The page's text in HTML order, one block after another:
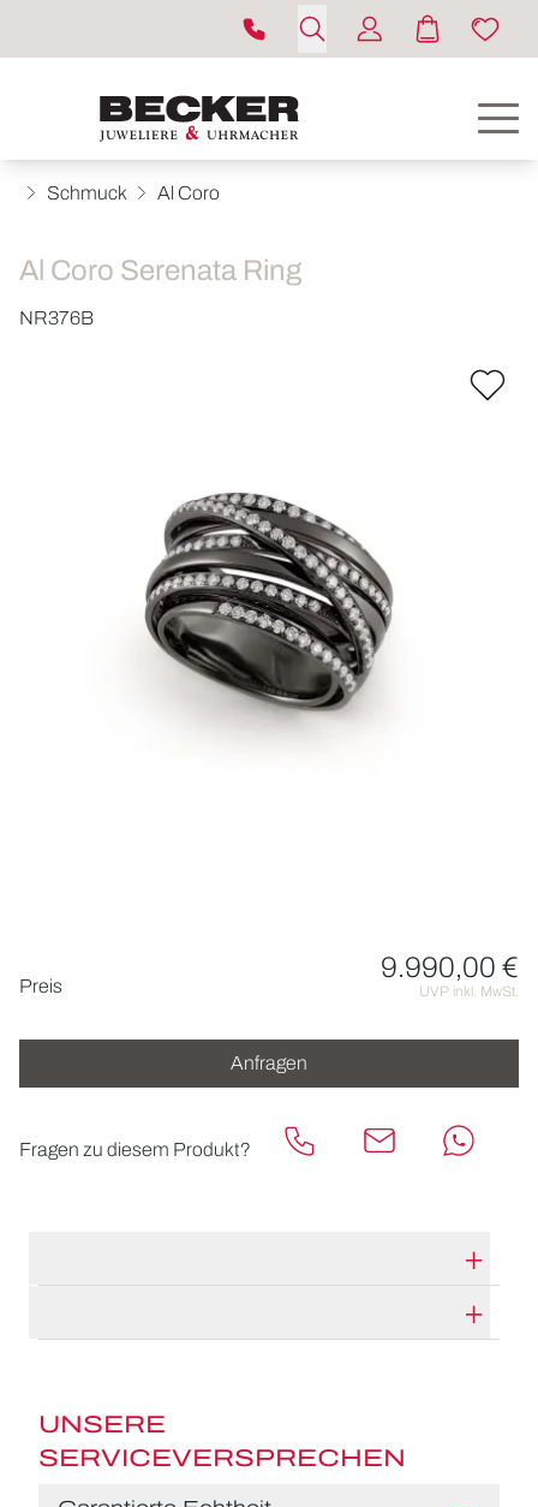
ROLEX
UHREN
SCHMUCK
HOCHZEIT
Schmuck Al Coro
Al Coro Serenata Ring
NR376B
Preis
9.990,00 €
UVP inkl. MwSt.
Anfragen
Fragen zu diesem Produkt?
HERSTELLERBESCHREIBUNG
UNSERE
SERVICEVERSPRECHEN